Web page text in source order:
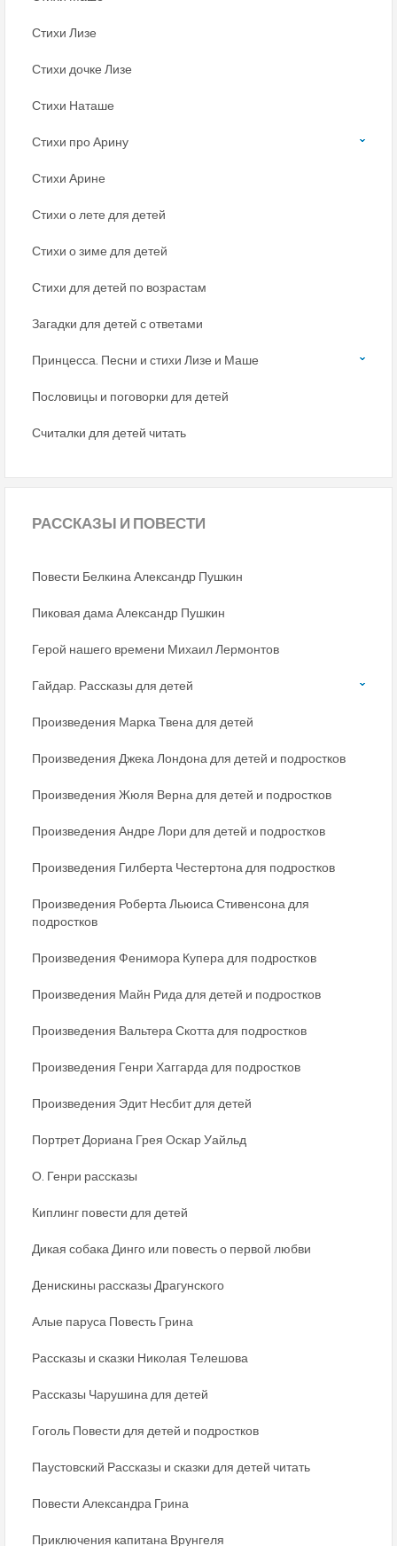
Стихи Лизе
Стихи дочке Лизе
Стихи Наташе
Стихи про Арину
Стихи Арине
Стихи о лете для детей
Стихи о зиме для детей
Стихи для детей по возрастам
Загадки для детей с ответами
Принцесса. Песни и стихи Лизе и Маше
Пословицы и поговорки для детей
Считалки для детей читать
РАССКАЗЫ И ПОВЕСТИ
Повести Белкина Александр Пушкин
Пиковая дама Александр Пушкин
Герой нашего времени Михаил Лермонтов
Гайдар. Рассказы для детей
Произведения Марка Твена для детей
Произведения Джека Лондона для детей и подростков
Произведения Жюля Верна для детей и подростков
Произведения Андре Лори для детей и подростков
Произведения Гилберта Честертона для подростков
Произведения Роберта Льюиса Стивенсона для
подростков
Произведения Фенимора Купера для подростков
Произведения Майн Рида для детей и подростков
Произведения Вальтера Скотта для подростков
Произведения Генри Хаггарда для подростков
Произведения Эдит Несбит для детей
Портрет Дориана Грея Оскар Уайльд
О. Генри рассказы
Киплинг повести для детей
Дикая собака Динго или повесть о первой любви
Денискины рассказы Драгунского
Алые паруса Повесть Грина
Рассказы и сказки Николая Телешова
Рассказы Чарушина для детей
Гоголь Повести для детей и подростков
Паустовский Рассказы и сказки для детей читать
Повести Александра Грина
Приключения капитана Врунгеля